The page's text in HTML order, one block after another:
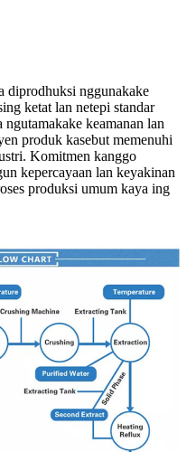
diprodhuksi nggunakake
ketat lan netepi standar
keamanan lan
produk kasebut memenuhi
Komitmen kanggo
kepercayaan lan keyakinan
produksi umum kaya ing